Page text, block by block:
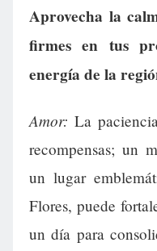
Aprovecha la
firmes en tus
energía de la
Amor: La
recompensas; un
un lugar
Flores, puede
un día para